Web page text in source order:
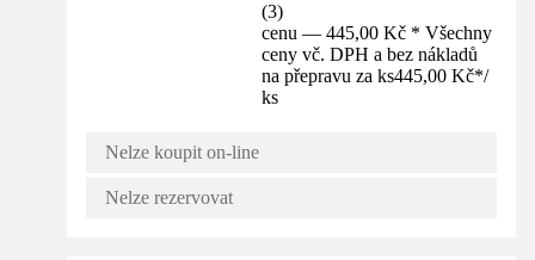
(3)
cenu — 445,00 Kč * Všechny
ceny vč. DPH a bez nákladů
na přepravu za ks445,00 Kč*/
ks
Nelze koupit on-line
Nelze rezervovat